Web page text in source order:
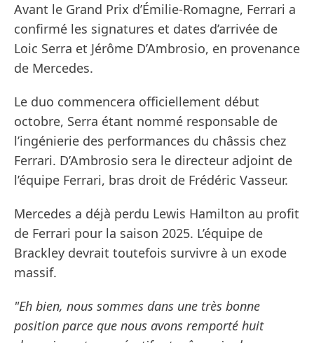
Avant le Grand Prix d’Émilie-Romagne, Ferrari a
confirmé les signatures et dates d’arrivée de
Loic Serra et Jérôme D’Ambrosio, en provenance
de Mercedes.
Le duo commencera officiellement début
octobre, Serra étant nommé responsable de
l’ingénierie des performances du châssis chez
Ferrari. D’Ambrosio sera le directeur adjoint de
l’équipe Ferrari, bras droit de Frédéric Vasseur.
Mercedes a déjà perdu Lewis Hamilton au profit
de Ferrari pour la saison 2025. L’équipe de
Brackley devrait toutefois survivre à un exode
massif.
"Eh bien, nous sommes dans une très bonne
position parce que nous avons remporté huit